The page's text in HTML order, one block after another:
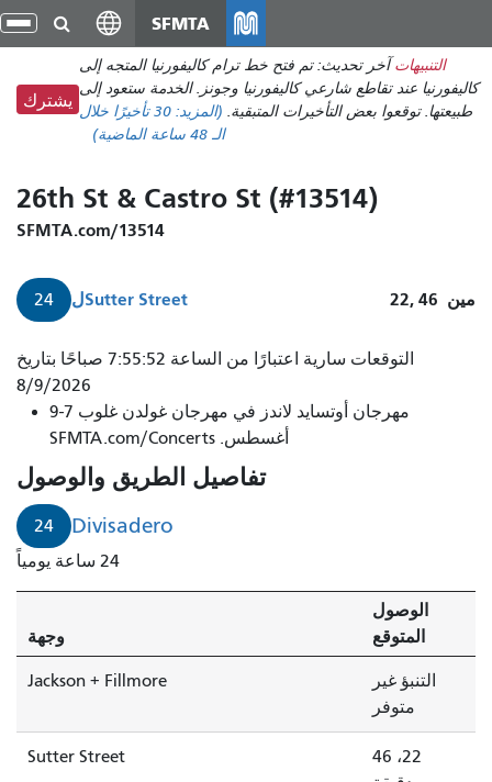
انتقل
إلى
المحتوى
الرئيسي
SFMTA
التنبيهات آخر تحديث: تم فتح خط ترام كاليفورنيا المتجه إلى
كاليفورنيا عند تقاطع شارعي كاليفورنيا وجونز. الخدمة ستعود إلى
طبيعتها. توقعوا بعض التأخيرات المتبقية. (المزيد: 30 تأخيرًا
خلال
الـ 48 ساعة الماضية)
يشترك
26th St & Castro St (#13514)
SFMTA.com/13514
24 لSutter Street 22, 46 مين
التوقعات سارية اعتبارًا من الساعة 7:55:52 صباحًا بتاريخ
8/9/2026
مهرجان أوتسايد لاندز في مهرجان غولدن غلوب 7-9
أغسطس. SFMTA.com/Concerts
تفاصيل الطريق والوصول
24 Divisadero
24 ساعة يومياً
وجهة
الوصول
المتوقع
Jackson + Fillmore
التنبؤ غير
متوفر
Sutter Street
22، 46